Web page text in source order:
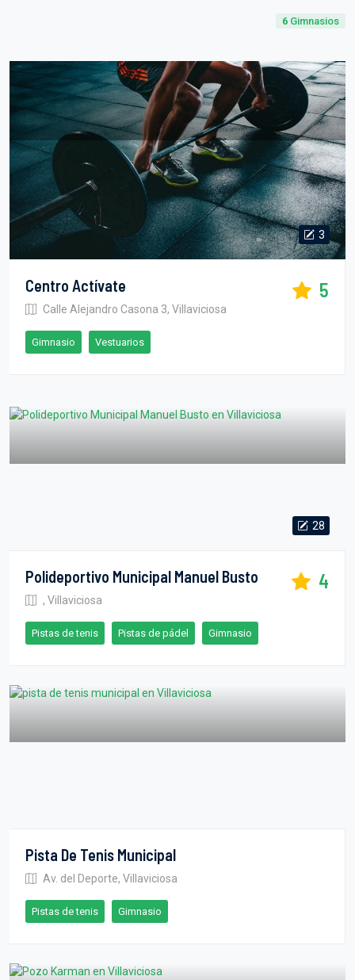
6 Gimnasios
3
Centro Actívate
Calle Alejandro Casona 3, Villaviciosa
5
Gimnasio Vestuarios
28
Polideportivo Municipal Manuel Busto
, Villaviciosa
4
Pistas de tenis Pistas de pádel Gimnasio
Pista De Tenis Municipal
Av. del Deporte, Villaviciosa
Pistas de tenis Gimnasio